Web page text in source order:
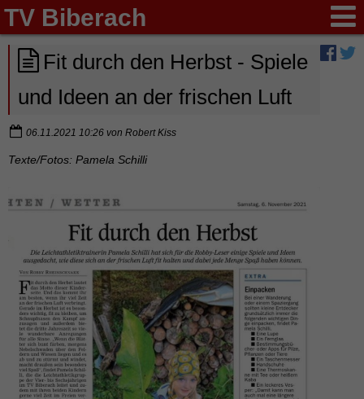
TV Biberach
Fit durch den Herbst - Spiele
und Ideen an der frischen Luft
06.11.2021 10:26 von Robert Kiss
Texte/Fotos: Pamela Schilli